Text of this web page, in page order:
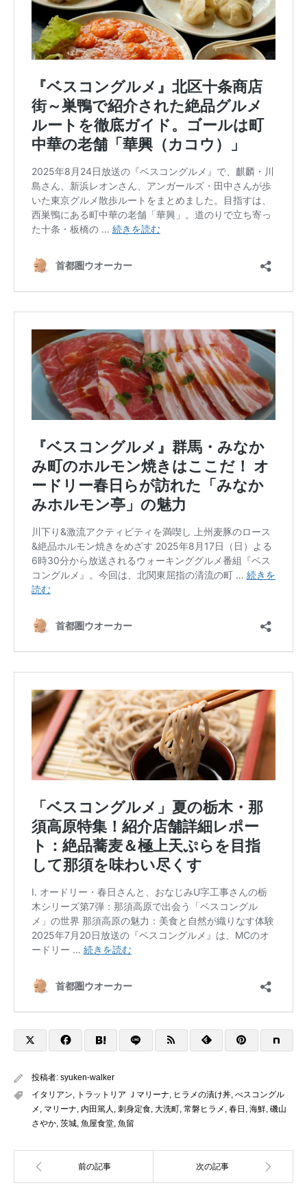
投稿者: syuken-walker
イタリアン
トラットリア Ｊマリーナ ヒラメの漬け丼 べスコングル
メ
マリーナ 内田篤人 刺身定食 大洗町 常磐ヒラメ 春日 海鮮 磯山
さやか 茨城 魚屋食堂 魚留